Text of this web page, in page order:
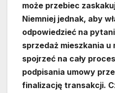
może przebiec
Niemniej jednak, aby
odpowiedzieć na
sprzedaż mieszkania
spojrzeć na cały
podpisania umowy
finalizację transakcji.